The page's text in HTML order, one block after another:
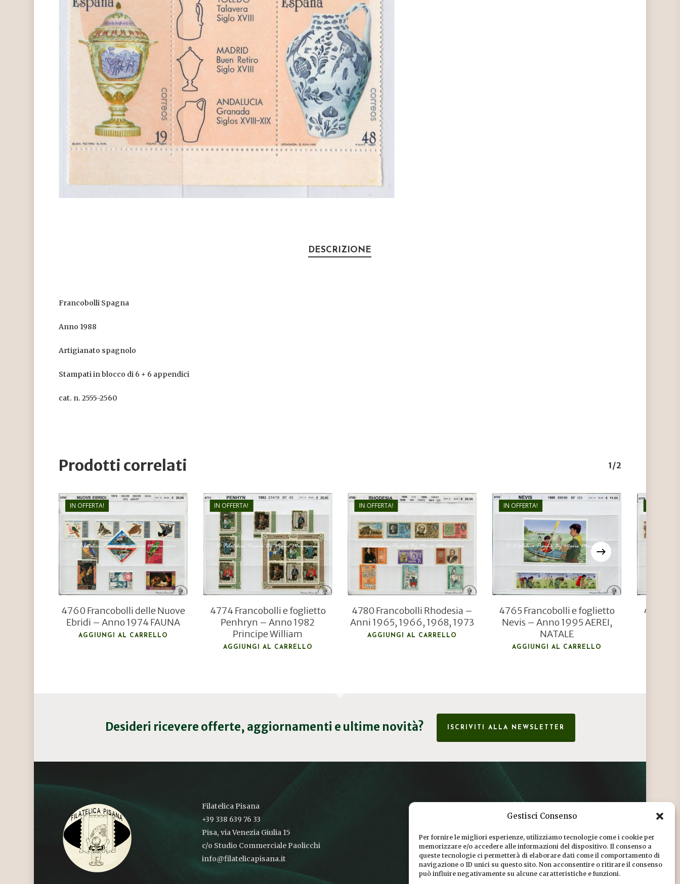
Gestisci Consenso
Per fornire le migliori esperienze, utilizziamo tecnologie come i cookie per
memorizzare e/o accedere alle informazioni del dispositivo. Il consenso a
queste tecnologie ci permetterà di elaborare dati come il comportamento di
navigazione o ID unici su questo sito. Non acconsentire o ritirare il consenso
può influire negativamente su alcune caratteristiche e funzioni.
DESCRIZIONE
Francobolli Spagna
Anno 1988
Artigianato spagnolo
Stampati in blocco di 6 + 6 appendici
cat. n. 2555-2560
Prodotti correlati 1/2
IN OFFERTA!
€20,00
€14,00
4760 Francobolli delle Nuove
Ebridi – Anno 1974 FAUNA
AGGIUNGI AL CARRELLO
IN OFFERTA!
€25,00
€18,00
4774 Francobolli e foglietto
Penhryn – Anno 1982
Principe William
AGGIUNGI AL CARRELLO
IN OFFERTA!
€26,00
€18,00
4780 Francobolli Rhodesia –
Anni 1965, 1966, 1968, 1973
AGGIUNGI AL CARRELLO
IN OFFERTA!
€11,00
€8,00
4765 Francobolli e foglietto
Nevis – Anno 1995 AEREI,
NATALE
AGGIUNGI AL CARRELLO
4779
Desideri ricevere offerte, aggiornamenti e ultime novità? ISCRIVITI ALLA NEWSLETTER
Filatelica Pisana
+39 338 639 76 33
Pisa, via Venezia Giulia 15
c/o Studio Commerciale Paolicchi
info@filatelicapisana.it
COOKIE POLICY
DICONO DI NOI
CHI SIAMO